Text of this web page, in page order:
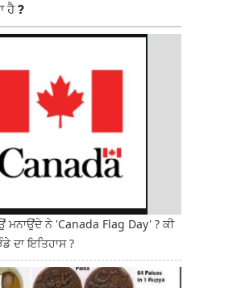
ਹੈ ?
ਮਨਾਉਂਦੇ ਨੇ 'Canada Flag Day' ? ਕੀ
ਦਾ ਇਤਿਹਾਸ ?